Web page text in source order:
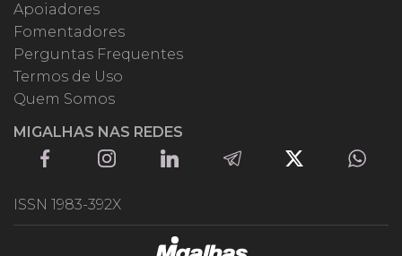
Apoiadores
Fomentadores
Perguntas Frequentes
Termos de Uso
Quem Somos
MIGALHAS NAS REDES
ISSN 1983-392X